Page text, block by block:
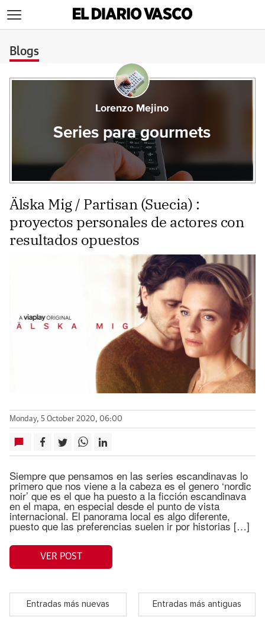
Blogs
Lorenzo Mejino
Series para gourmets
Älska Mig / Partisan (Suecia) :
proyectos personales de actores con
resultados opuestos
Monday, 5 October 2020, 06:00
Siempre que pensamos en las series escandinavas lo
primero que nos viene a la cabeza es el genero ‘nordic
noir’ que es el que ha puesto a la ficción escandinava
en el mapa, en especial desde el punto de vista
internacional. El panorama local es algo diferente,
puesto que las preferencias suelen ir por historias […]
VER POST
Entradas más nuevas Entradas más antiguas